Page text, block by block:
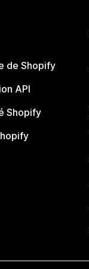
de Shopify
API
Shopify